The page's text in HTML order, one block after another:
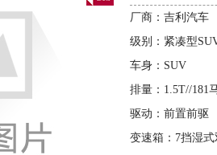
厂商：吉利汽车
级别：紧凑型
车身：SUV
排量：1.5T//181
驱动：前置前驱
变速箱：7挡湿